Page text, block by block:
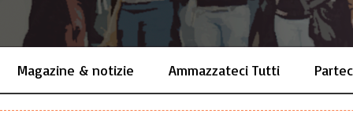
Magazine & notizie Ammazzateci Tutti